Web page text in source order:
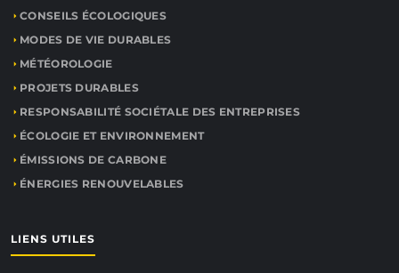
CONSEILS ÉCOLOGIQUES
MODES DE VIE DURABLES
MÉTÉOROLOGIE
PROJETS DURABLES
RESPONSABILITÉ SOCIÉTALE DES ENTREPRISES
ÉCOLOGIE ET ENVIRONNEMENT
ÉMISSIONS DE CARBONE
ÉNERGIES RENOUVELABLES
LIENS UTILES